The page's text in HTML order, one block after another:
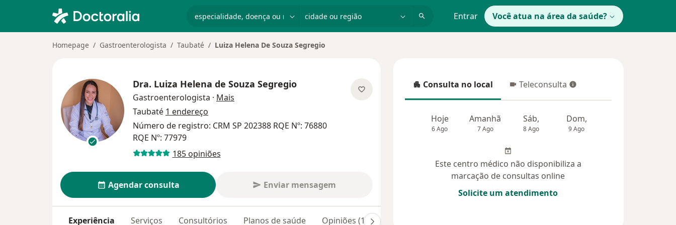
Entrar Você atua na área da saúde?
Homepage Gastroenterologista Taubaté Luiza Helena De Souza Segregio
Dra. Luiza Helena de Souza Segregio
Gastroenterologista · Mais
Taubaté 1 endereço
Número de registro: CRM SP 202388 RQE Nº: 76880
RQE Nº: 77979
185 opiniões
Agendar consulta Enviar mensagem
Experiência Serviços Consultórios Planos de saúde Opiniões (185)
Consulta no local
Consulta no local Teleconsulta
Teleconsulta
Hoje
6 Ago
Amanhã
7 Ago
Sáb,
8 Ago
Dom,
9 Ago
Este centro médico não disponibiliza a
marcação de consultas online
Solicite um atendimento